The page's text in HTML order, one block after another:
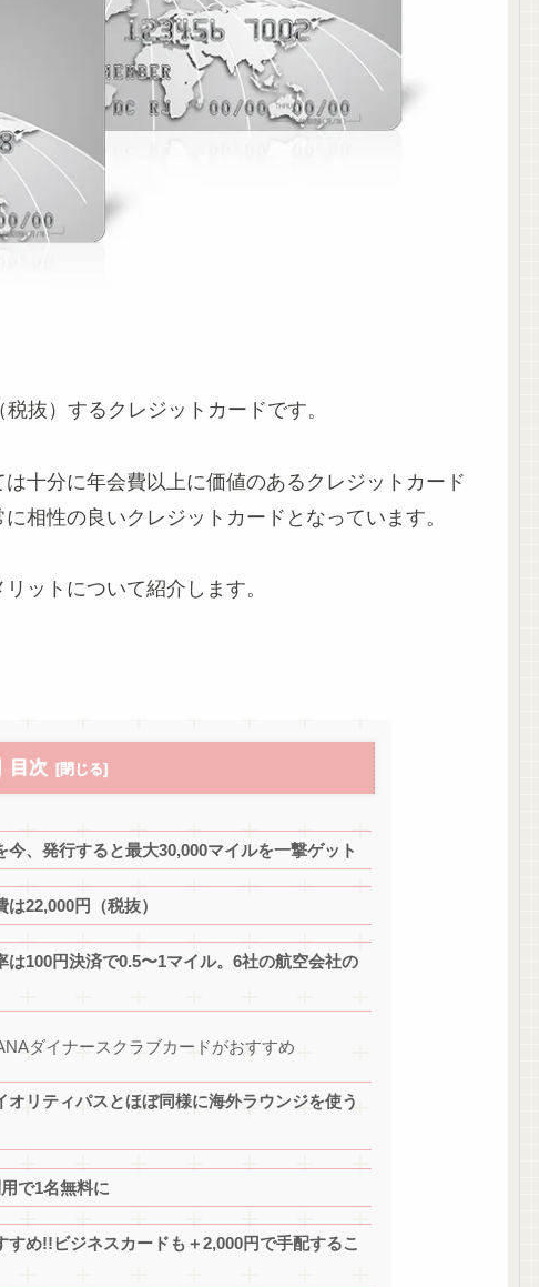
抜）するクレジットカードです。
十分に年会費以上に価値のあるクレジットカード
相性の良いクレジットカードとなっています。
ットについて紹介します。
目次
、発行すると最大30,000マイルを一撃ゲット
22,000円（税抜）
100円決済で0.5〜1マイル。6社の航空会社の
ダイナースクラブカードがおすすめ
リティパスとほぼ同様に海外ラウンジを使う
で1名無料に
め!!ビジネスカードも＋2,000円で手配するこ